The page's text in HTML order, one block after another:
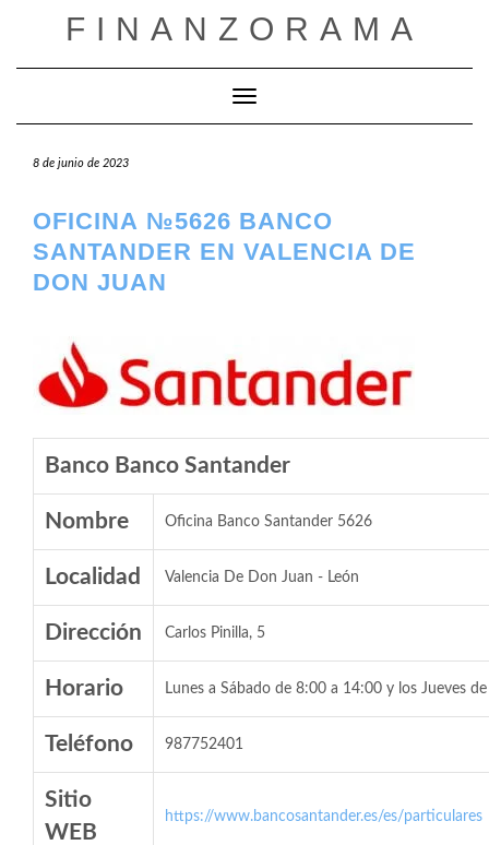
FINANZORAMA
Cambiar modo de navegación
8 de junio de 2023
OFICINA №5626 BANCO
SANTANDER EN VALENCIA DE
DON JUAN
Banco Banco Santander
Nombre Oficina Banco Santander 5626
Localidad Valencia De Don Juan - León
Dirección Carlos Pinilla, 5
Horario Lunes a Sábado de 8:00 a 14:00 y los Jueves
Teléfono 987752401
Sitio
WEB
https://www.bancosantander.es/es/particulares